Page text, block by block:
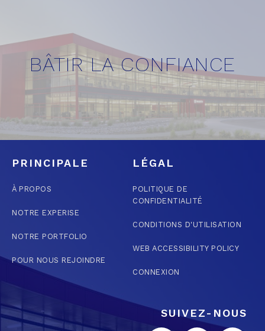
BÂTIR LA CONFIANCE
PRINCIPALE
À PROPOS
NOTRE EXPERISE
NOTRE PORTFOLIO
POUR NOUS REJOINDRE
LÉGAL
POLITIQUE DE
CONFIDENTIALITÉ
CONDITIONS D'UTILISATION
WEB ACCESSIBILITY POLICY
CONNEXION
SUIVEZ-NOUS